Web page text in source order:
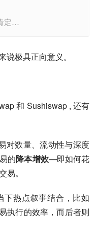
定…
极具正向意义。
和 Sushiswap , 还有
对数量、流动性与深度
的降本增效—即如何花
。
下热点叙事结合，比如
执行的效率，而后者则